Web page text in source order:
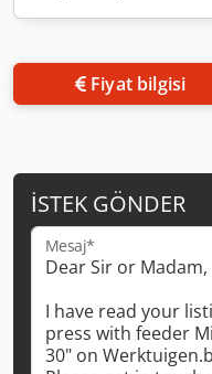
Fiyat bilgisi
İSTEK GÖNDER
Mesaj*